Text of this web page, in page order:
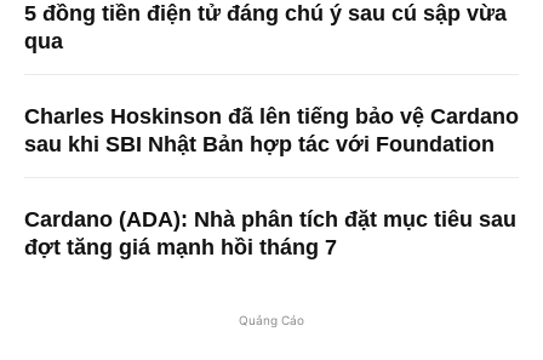
5 đồng tiền điện tử đáng chú ý sau cú sập vừa
qua
Charles Hoskinson đã lên tiếng bảo vệ Cardano
sau khi SBI Nhật Bản hợp tác với Foundation
Cardano (ADA): Nhà phân tích đặt mục tiêu sau
đợt tăng giá mạnh hồi tháng 7
Quảng Cáo